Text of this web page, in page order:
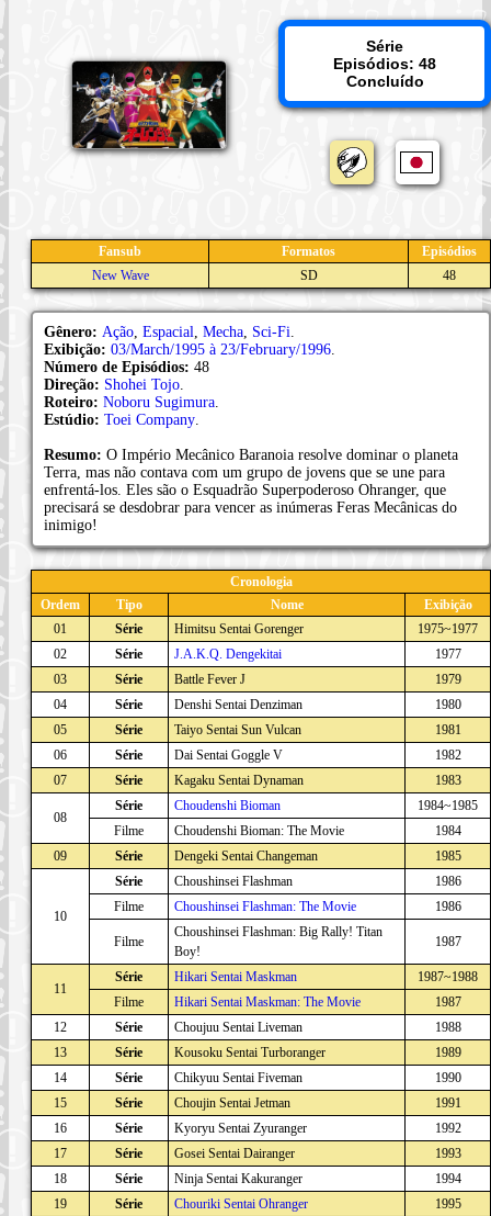
Série
Episódios: 48
Concluído
Fansub Formatos
Episódios
New Wave
SD 48
Gênero: Ação Espacial Mecha Sci-Fi
Exibição: 03/March/1995 à 23/February/1996
Número de Episódios: 48
Direção: Shohei Tojo
Roteiro: Noboru Sugimura
Estúdio: Toei Company
Resumo: O Império Mecânico Baranoia resolve dominar o planeta
Terra, mas não contava com um grupo de jovens que se une para
enfrentá-los. Eles são o Esquadrão Superpoderoso Ohranger, que
precisará se desdobrar para vencer as inúmeras Feras Mecânicas do
inimigo!
Cronologia
Ordem
Tipo Nome
Exibição
01
Série Himitsu Sentai Gorenger
1975~1977
02
Série J.A.K.Q. Dengekitai
1977
03
Série Battle Fever J
1979
04
Série Denshi Sentai Denziman
1980
05
Série Taiyo Sentai Sun Vulcan
1981
06
Série Dai Sentai Goggle V
1982
07
Série Kagaku Sentai Dynaman 1983
08
Série Choudenshi Bioman
1984~1985
Filme
Choudenshi Bioman: The Movie
1984
09
Série Dengeki Sentai Changeman 1985
10
Série Choushinsei Flashman
1986
Filme
Choushinsei Flashman: The Movie 1986
Filme
Choushinsei Flashman: Big Rally! Titan
Boy!
1987
11
Série Hikari Sentai Maskman
1987~1988
Filme
Hikari Sentai Maskman: The Movie
1987
12
Série Choujuu Sentai Liveman
1988
13
Série Kousoku Sentai Turboranger
1989
14
Série Chikyuu Sentai Fiveman
1990
15
Série Choujin Sentai Jetman
1991
16
Série Kyoryu Sentai Zyuranger
1992
17
Série Gosei Sentai Dairanger
1993
18
Série Ninja Sentai Kakuranger
1994
19
Série Chouriki Sentai Ohranger
1995